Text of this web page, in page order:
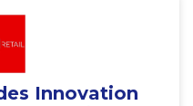
Innovation